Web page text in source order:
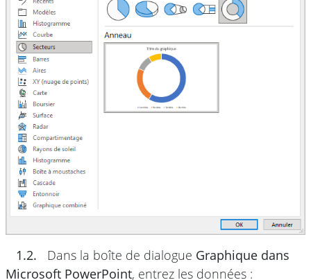
1.2. Dans la boîte de dialogue Graphique dans
Microsoft PowerPoint, entrez les données :